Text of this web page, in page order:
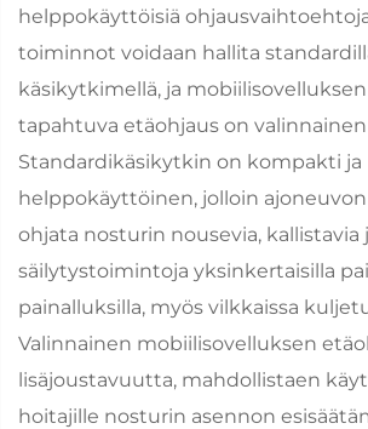
helppokäyttöisiä
toiminnot voidaan hallita
käsikytkimellä, ja
tapahtuva etäohjaus on valinnainen
Standardikäsikytkin on kompakti ja
helppokäyttöinen, jolloin
ohjata nosturin nousevia, kallistavia
säilytystoimintoja yksinkertaisilla
painalluksilla, myös vilkkaissa
Valinnainen mobiilisovelluksen
lisäjoustavuutta, mahdollistaen
hoitajille nosturin asennon